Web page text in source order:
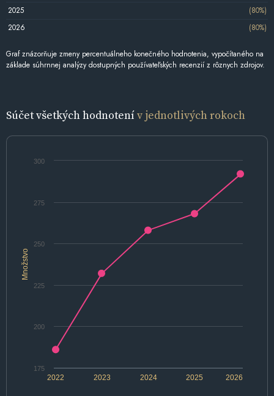
2025
(80%)
2026
(80%)
Graf znázorňuje zmeny percentuálneho konečného hodnotenia, vypočítaného na
základe súhrnnej analýzy dostupných používateľských recenzií z rôznych zdrojov.
Súčet všetkých hodnotenív jednotlivých rokoch
Množstvo
2022 2024 2026
2023 2025
175
200
225
250
275
300